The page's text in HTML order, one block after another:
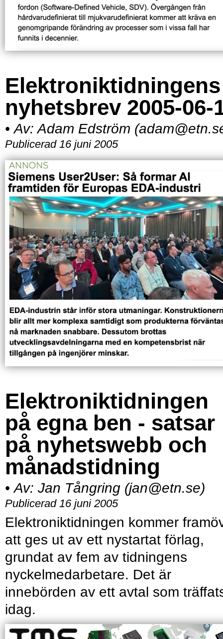
Elektroniktidningens
nyhetsbrev 2005-06-
• Av:Adam Edström
Publicerad 16 juni 2005
Elektroniktidningen
på egna ben - satsar
på nyhetswebb och
månadstidning
• Av: Jan Tångring (jan@etn.se)
Publicerad 16 juni 2005
Elektroniktidningen kommer
att ges ut av ett nystartat förlag,
grundat av fem av tidningens
nyckelmedarbetare. Det är
innebörden av ett avtal som
idag.